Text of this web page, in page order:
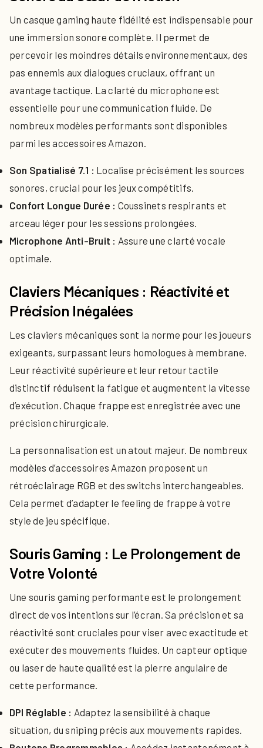
Un casque gaming haute fidélité est indispensable pour
une immersion sonore complète. Il permet de
percevoir les moindres détails environnementaux, des
pas ennemis aux dialogues cruciaux, offrant un
avantage tactique. La clarté du microphone est
essentielle pour une communication fluide. De
nombreux modèles performants sont disponibles
parmi les accessoires Amazon.
Son Spatialisé 7.1 : Localise précisément les sources
sonores, crucial pour les jeux compétitifs.
Confort Longue Durée : Coussinets respirants et
arceau léger pour les sessions prolongées.
Microphone Anti-Bruit : Assure une clarté vocale
optimale.
Claviers Mécaniques : Réactivité et
Précision Inégalées
Les claviers mécaniques sont la norme pour les joueurs
exigeants, surpassant leurs homologues à membrane.
Leur réactivité supérieure et leur retour tactile
distinctif réduisent la fatigue et augmentent la vitesse
d’exécution. Chaque frappe est enregistrée avec une
précision chirurgicale.
La personnalisation est un atout majeur. De nombreux
modèles d’accessoires Amazon proposent un
rétroéclairage RGB et des switchs interchangeables.
Cela permet d’adapter le feeling de frappe à votre
style de jeu spécifique.
Souris Gaming : Le Prolongement de
Votre Volonté
Une souris gaming performante est le prolongement
direct de vos intentions sur l’écran. Sa précision et sa
réactivité sont cruciales pour viser avec exactitude et
exécuter des mouvements fluides. Un capteur optique
ou laser de haute qualité est la pierre angulaire de
cette performance.
DPI Réglable : Adaptez la sensibilité à chaque
situation, du sniping précis aux mouvements rapides.